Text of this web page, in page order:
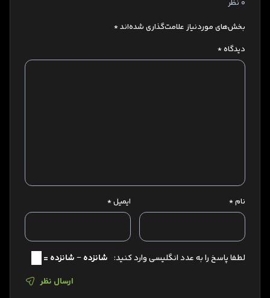
0 نظر
بخش‌های موردنیاز علامت‌گذاری شده‌اند*
دیدگاه*
نام* ایمیل*
لطفا پاسخ را به عدد انگلیسی وارد کنید: شانزده − شانزده =
ارسال نظر